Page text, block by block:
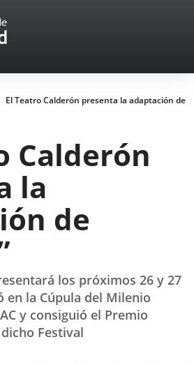
El Teatro Calderón presenta la adaptación de
Calderón
la
de
los próximos 26 y 27
en la Cúpula del Milenio
y consiguió el Premio
Festival